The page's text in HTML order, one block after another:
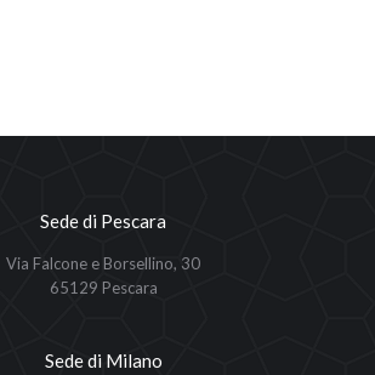
Sede di Pescara
Via Falcone e Borsellino, 30
65129 Pescara
Sede di Milano